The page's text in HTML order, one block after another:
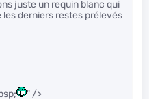
juste un requin blanc qui
derniers restes prélevés
" />